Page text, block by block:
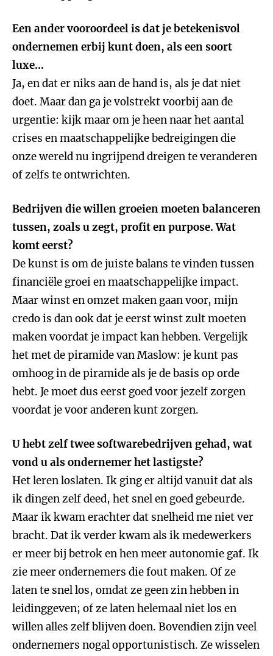
Een ander vooroordeel is dat je betekenisvol
ondernemen erbij kunt doen, als een soort
luxe...
Ja, en dat er niks aan de hand is, als je dat niet
doet. Maar dan ga je volstrekt voorbij aan de
urgentie: kijk maar om je heen naar het aantal
crises en maatschappelijke bedreigingen die
onze wereld nu ingrijpend dreigen te veranderen
of zelfs te ontwrichten.
Bedrijven die willen groeien moeten balanceren
tussen, zoals u zegt, profit en purpose. Wat
komt eerst?
De kunst is om de juiste balans te vinden tussen
financiële groei en maatschappelijke impact.
Maar winst en omzet maken gaan voor, mijn
credo is dan ook dat je eerst winst zult moeten
maken voordat je impact kan hebben. Vergelijk
het met de piramide van Maslow: je kunt pas
omhoog in de piramide als je de basis op orde
hebt. Je moet dus eerst goed voor jezelf zorgen
voordat je voor anderen kunt zorgen.
U hebt zelf twee softwarebedrijven gehad, wat
vond u als ondernemer het lastigste?
Het leren loslaten. Ik ging er altijd vanuit dat als
ik dingen zelf deed, het snel en goed gebeurde.
Maar ik kwam erachter dat snelheid me niet ver
bracht. Dat ik verder kwam als ik medewerkers
er meer bij betrok en hen meer autonomie gaf. Ik
zie meer ondernemers die fout maken. Of ze
laten te snel los, omdat ze geen zin hebben in
leidinggeven; of ze laten helemaal niet los en
willen alles zelf blijven doen. Bovendien zijn veel
ondernemers nogal opportunistisch. Ze wisselen